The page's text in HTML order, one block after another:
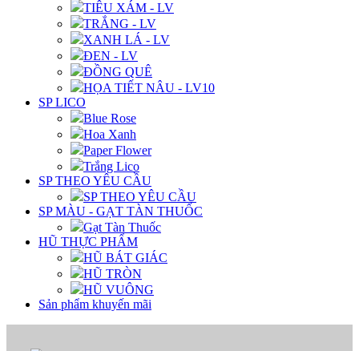
TIÊU XÁM - LV
TRẮNG - LV
XANH LÁ - LV
ĐEN - LV
ĐỒNG QUÊ
HỌA TIẾT NÂU - LV10
SP LICO
Blue Rose
Hoa Xanh
Paper Flower
Trắng Lico
SP THEO YÊU CẦU
SP THEO YÊU CẦU
SP MÀU - GẠT TÀN THUỐC
Gạt Tàn Thuốc
HŨ THỰC PHẨM
HŨ BÁT GIÁC
HŨ TRÒN
HŨ VUÔNG
Sản phẩm khuyến mãi